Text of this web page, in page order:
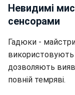
Невидимі
сенсорами
Гадюки -
використовують
дозволяють
повній темряві.